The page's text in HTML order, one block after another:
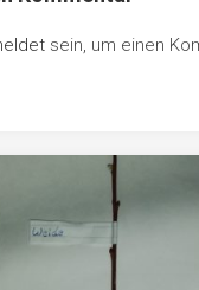
sein, um einen